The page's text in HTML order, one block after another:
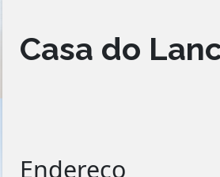
Casa do
Endereço